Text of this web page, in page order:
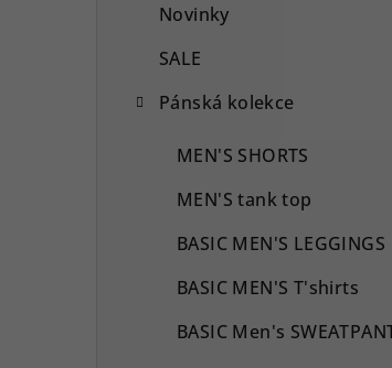
Novinky
SALE
Pánská kolekce
MEN'S SHORTS
MEN'S tank top
BASIC MEN'S LEGGINGS
BASIC MEN'S T'shirts
BASIC Men's